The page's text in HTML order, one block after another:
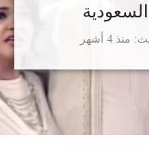
منذ 4 أشهر